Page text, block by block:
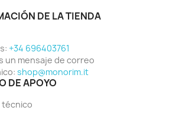
DE LA TIENDA
+34 696403761
un mensaje de correo
shop@monorim.it
DE APOYO